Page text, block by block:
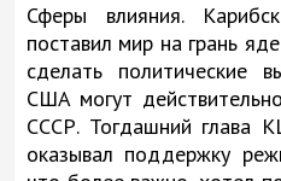
Сферы влияния.
поставил мир на грань
сделать политические
США могут
СССР. Тогдашний глава
оказывал поддержку